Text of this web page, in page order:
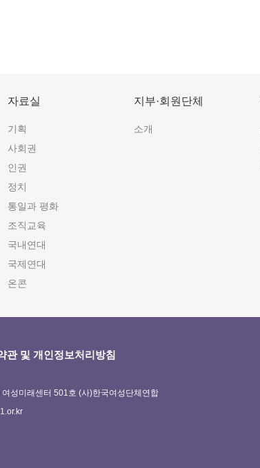
자료실
기획
사회권
인권
정치
통일과 평화
조직교육
국내연대
국제연대
온콘
지부·회원단체
소개
관 및 개인정보처리방침
성미래센터 501호 (사)한국여성단체연합